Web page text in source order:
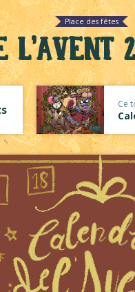
Place des fêtes
l'Avent
Ce